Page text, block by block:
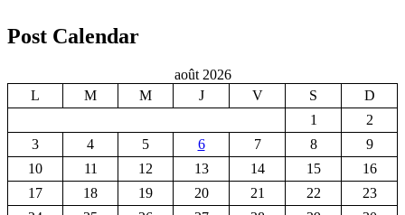
Post Calendar
août 2026
L
M M J V S
D
1
2
3
4 5 6 7 8
9
10
11 12 13 14 15
16
17
18 19 20 21 22
23